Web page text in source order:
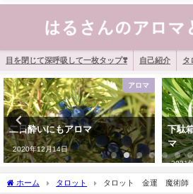
目を閉じて深呼吸して一枚タップ❣️ 自己紹介 タ
アロマ
下駄箱の匂いに重曹と２つのアロ
マ
2021年3月28日
フィ
リス
2023
ホーム タロット タロット 金運 魔術師